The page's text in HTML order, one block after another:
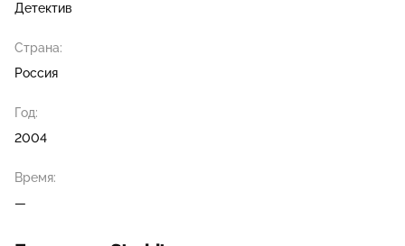
Детектив
Страна:
Россия
Год:
2004
Время:
—